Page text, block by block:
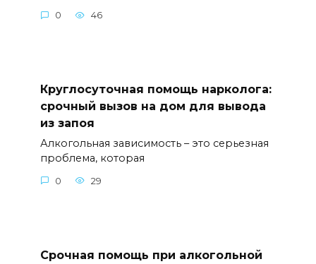
0 46
Круглосуточная помощь нарколога:
срочный вызов на дом для вывода
из запоя
Алкогольная зависимость – это серьезная
проблема, которая
0 29
Срочная помощь при алкогольной